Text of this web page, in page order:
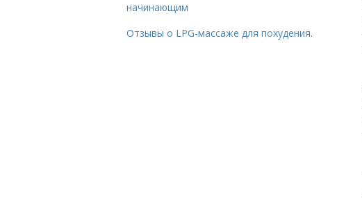
начинающим
Отзывы о LPG-массаже для похудения.